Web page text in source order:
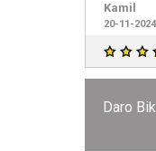
Kamil
20-11-
Daro